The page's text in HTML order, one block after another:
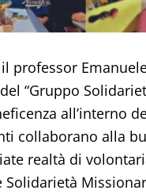
professor
“Gruppo
all’interno
collaborano alla
realtà di
Solidarietà